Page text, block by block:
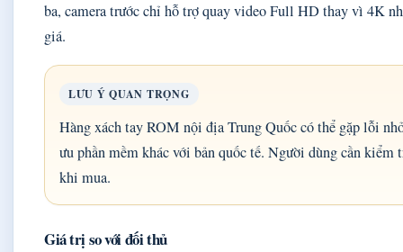
ba, camera trước chỉ hỗ trợ quay video Full HD thay vì 4K
giá.
LƯU Ý QUAN TRỌNG
Hàng xách tay ROM nội địa Trung Quốc có thể gặp lỗi
ưu phần mềm khác với bản quốc tế. Người dùng cần kiểm
khi mua.
Giá trị so với đối thủ